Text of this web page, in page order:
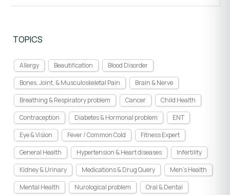
TOPICS
Allergy Beautification
Blood Disorder
Bones, Joint, & Musculoskeletal Pain
Brain & Nerve
Breathing & Respiratory problem
Cancer
Child Health
Contraception
Diabetes & Hormonal problem
ENT
Eye & Vision
Fever / Common Cold
Fitness Expert
General Health
Hypertension & Heart diseases
Infertility
Kidney & Urinary
Medications & Drug Query
Men's Health
Mental Health
Nurological problem Oral & Dental